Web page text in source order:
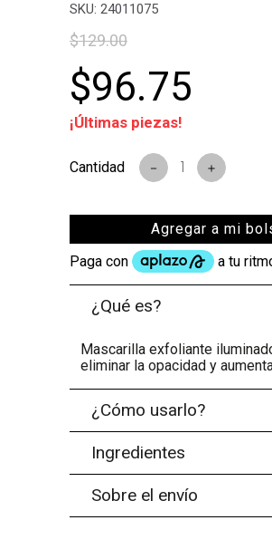
: 24011075
$129.00
$96.75
¡Últimas piezas!
＋
－
Agregar a mi
¿Qué es?
Mascarilla exfoliante
eliminar la opacidad y
¿Cómo usarlo?
Ingredientes
Sobre el envío